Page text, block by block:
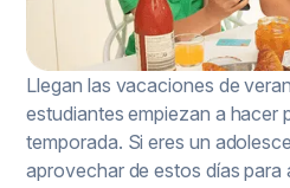
Llegan las vacaciones de
estudiantes empiezan a hacer
temporada. Si eres un
aprovechar de estos días para